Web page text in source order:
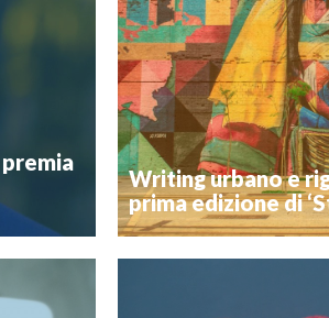
a Cortile”,
quale
novità
[…]
Postato il 24 febbraio 2020
Si comunica che, in
urgente n.1 emessa ieri da
Salute, tutti gli eventi
lunedì 24 febbraio 2020 – a
comunica che è […]
Writing urbano e
prima edizione di